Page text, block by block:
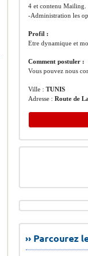
4 et contenu Mailing.
-Administration les
Profil :
Etre dynamique et
Comment postuler :
Vous pouvez nous
Ville :TUNIS
Adresse : Route de
››